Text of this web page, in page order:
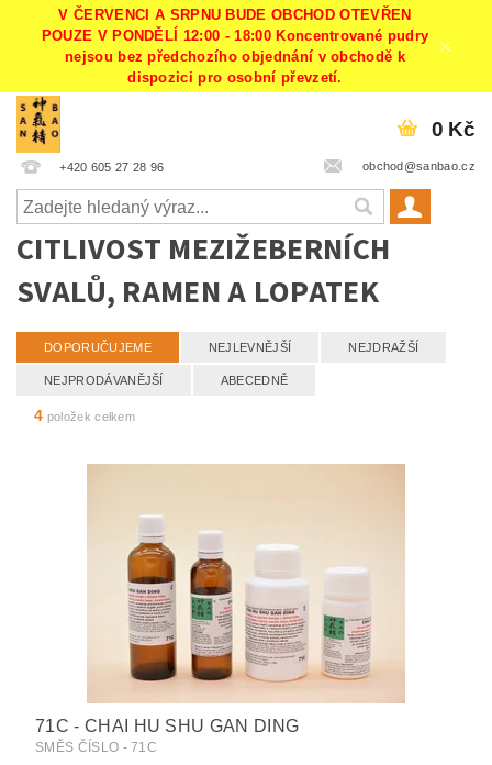
V ČERVENCI A SRPNU BUDE OBCHOD OTEVŘEN
POUZE V PONDĚLÍ 12:00 - 18:00 Koncentrované pudry
nejsou bez předchozího objednání v obchodě k
dispozici pro osobní převzetí.
+420 605 27 28 96 obchod@sanbao.cz
0 Kč
CITLIVOST MEZIŽEBERNÍCH
SVALŮ, RAMEN A LOPATEK
DOPORUČUJEME NEJLEVNĚJŠÍ NEJDRAŽŠÍ
NEJPRODÁVANĚJŠÍ ABECEDNĚ
4 položek celkem
71C - CHAI HU SHU GAN DING
SMĚS ČÍSLO - 71C